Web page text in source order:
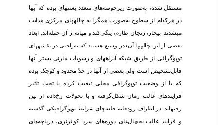
مستقل شده، به‌صورت زیرحوضه‌های متعدد بسته­ای بوده که آب­ها
در هرکدام از سطوح به‌صورت همگرا به چاله­های مرکزی هدایت
می­شدند. بیجار، زنجان طارم، ینگی‌کند و میانه از آن جمله‌اند. ابعاد
بعضی از این چاله­ها آن‌قدر وسیع هستند که به‌راحتی در نقشه­های
توپوگرافی از طریق شبکه آبراهه­ای و رسوبات مارنی بستر آن­ها
قابل‌تشخیص است ولی بعضی از آن­ها در حدّ محدود و کوچک بوده
که یا از وضعیت توپوگرافی محلی تبعیت کرده یا تحت تأثیر
فرایندهای غالب زمان شکل‌گرفته و با تحولات رخ‌داده از بین
رفته‏اند. در اطراف رودخانه قلعه‌چای شرایط توپوگرافیکی گذشته
و فرایند غالب یخچال‌های دوره‌های سرد کواترنری، دریاچه‌های